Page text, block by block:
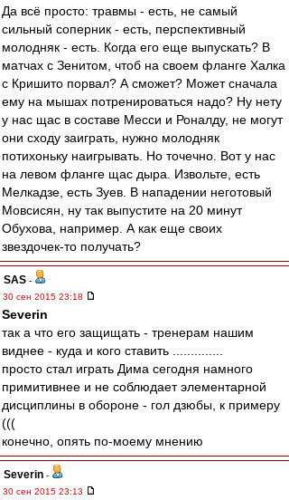
Да всё просто: травмы - есть, не самый
сильный соперник - есть, перспективный
молодняк - есть. Когда его еще выпускать? В
матчах с Зенитом, чтоб на своем фланге Халка
с Кришито порвал? А сможет? Может сначала
ему на мышах потренироваться надо? Ну нету
у нас щас в составе Месси и Роналду, не могут
они сходу заиграть, нужно молодняк
потихоньку наигрывать. Но точечно. Вот у нас
на левом фланге щас дыра. Извольте, есть
Мелкадзе, есть Зуев. В нападении неготовый
Мовсисян, ну так выпустите на 20 минут
Обухова, например. А как еще своих
звездочек-то получать?
SAS -
30 сен 2015 23:18
Severin
так а что его защищать - тренерам нашим
виднее - куда и кого ставить ..............
просто стал играть Дима сегодня намного
примитивнее и не соблюдает элементарной
дисциплины в обороне - гол дзюбы, к примеру
(((
конечно, опять по-моему мнению
Severin -
30 сен 2015 23:13